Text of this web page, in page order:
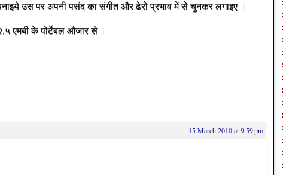
उस पर अपनी पसंद का संगीत और ढेरो प्रभाव में से चुनकर लगाइए ।
एमबी के पोर्टेबल औजार से ।
15 March 2010 at 9:59 pm